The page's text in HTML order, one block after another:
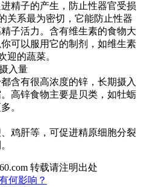
精子的产生，防止性器官受损
关系最为密切，它能防止性器
子活力。含有维生素的食物大
可以服用它的制剂，如维生素
迎的蔬菜。
入量
含有很高浓度的锌，长期摄入
高锌食物主要是贝类，如牡蛎
。
鸡肝等，可促进精原细胞分裂
转载请注明出处
何影响？